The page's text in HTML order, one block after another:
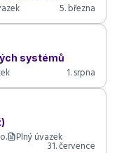
5. března
systémů
1. srpna
Plný úvazek
31. července